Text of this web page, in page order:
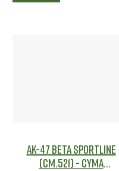
AK-47 Beta Sportline
(CM.521) - CYMA